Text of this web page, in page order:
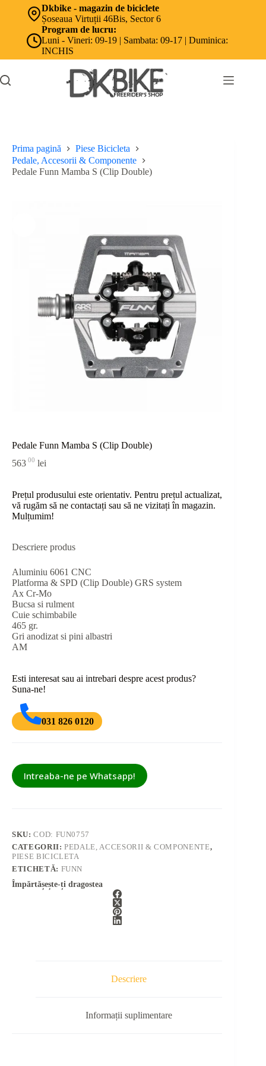
Dkbike - magazin de biciclete
Șoseaua Virtuții 46Bis, Sector 6
Program de lucru:
Luni - Vineri: 09-19 | Sambata: 09-17 | Duminica:
INCHIS
Prima pagină
Piese Bicicleta
Pedale, Accesorii & Componente
Pedale Funn Mamba S (Clip Double)
Pedale Funn Mamba S (Clip Double)
563 00 lei
Prețul produsului este orientativ. Pentru prețul actualizat,
vă rugăm să ne contactați sau să ne vizitați în magazin.
Mulțumim!
Descriere produs
Aluminiu 6061 CNC
Platforma & SPD (Clip Double) GRS system
Ax Cr-Mo
Bucsa si rulment
Cuie schimbabile
465 gr.
Gri anodizat si pini albastri
AM
Esti interesat sau ai intrebari despre acest produs?
Suna-ne!
031 826 0120
Intreaba-ne pe Whatsapp!
SKU:COD: FUN0757
CATEGORII:PEDALE, ACCESORII & COMPONENTE,
PIESE BICICLETA
ETICHETĂ: FUNN
Împărtășește-ți dragostea
Descriere
Informații suplimentare